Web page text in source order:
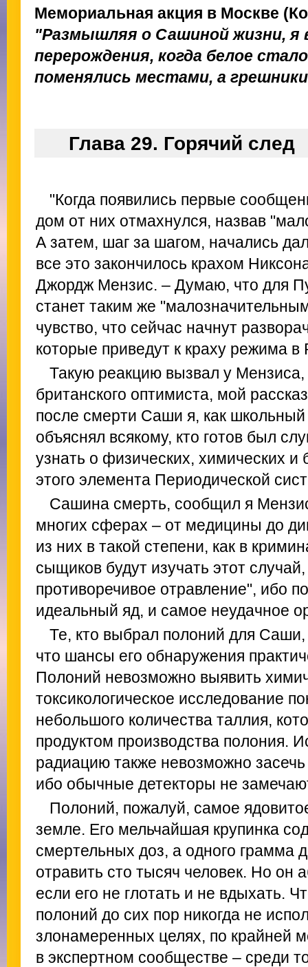
Мемориальная акция в Москве
"Размышляя о Сашиной жизни, я
перерождения, когда белое
поменялись местами, а
Глава 29. Горячий след
"Когда появились первые
дом от них отмахнулся, назвав
А затем, шаг за шагом, начались
все это закончилось крахом
Джордж Мензис. – Думаю, что для
станет таким же
чувство, что сейчас начнут
которые приведут к краху режима в
Такую реакцию вызвал у Мензиса,
британского оптимиста, мой
после смерти Саши я, как
объяснял всякому, кто готов был
узнать о физических, химических и
этого элемента Периодической
Сашина смерть, сообщил я
многих сферах – от медицины до
из них в такой степени, как в
сыщиков будут изучать этот
противоречивое отравление", ибо
идеальный яд, и самое неудачное
Те, кто выбрал полоний для
что шансы его обнаружения
Полоний невозможно выявить
токсикологическое исследование
небольшого количества таллия,
продуктом производства полония.
радиацию также невозможно
ибо обычные детекторы не
Полоний, пожалуй, самое
земле. Его мельчайшая крупинка
смертельных доз, а одного грамма
отравить сто тысяч человек. Но он
если его не глотать и не вдыхать.
полоний до сих пор никогда не
злонамеренных целях, по крайней
в экспертном сообществе – среди